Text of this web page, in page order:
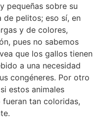
pequeñas sobre su
de pelitos; eso sí, en
y de colores,
pues no sabemos
que los gallos tienen
a una necesidad
congéneres. Por otro
estos animales
fueran tan coloridas,